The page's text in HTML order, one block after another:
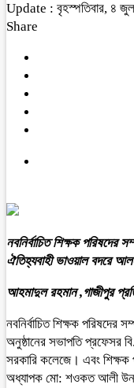
Update : বৃহস্পতিবার, ৪
Share
নবনির্বাচিত শিক্ষক পরিষদের
ঐতিহ্যবাহী ভাওয়াল বদরে
আহমাদুল রহমান ,গাজীপুর
নবনির্বাচিত শিক্ষক
অনুষ্ঠানের সভাপতি প্রফেসর
সরকারি কলেজে। এবং
অধ্যাপক মো: শওকত আলী